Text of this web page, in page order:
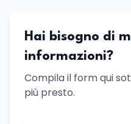
Hai bisogno di
informazioni?
Compila il form qui
più presto.